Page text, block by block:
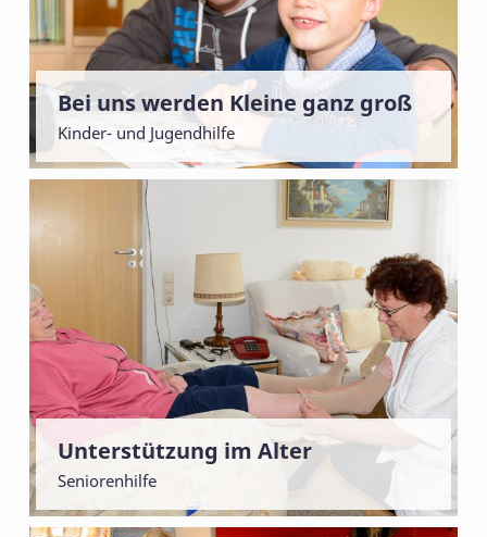
Bei uns werden Kleine ganz groß
Kinder- und Jugendhilfe
Unterstützung im Alter
Seniorenhilfe